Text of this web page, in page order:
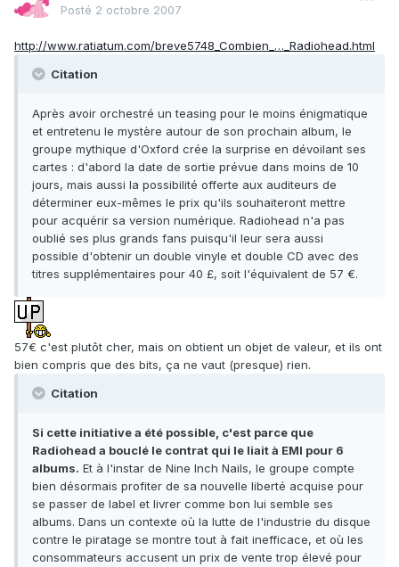
Posté 2 octobre 2007
http://www.ratiatum.com/breve5748_Combien_…_Radiohead.html
Citation
Après avoir orchestré un teasing pour le moins énigmatique
et entretenu le mystère autour de son prochain album, le
groupe mythique d'Oxford crée la surprise en dévoilant ses
cartes : d'abord la date de sortie prévue dans moins de 10
jours, mais aussi la possibilité offerte aux auditeurs de
déterminer eux-mêmes le prix qu'ils souhaiteront mettre
pour acquérir sa version numérique. Radiohead n'a pas
oublié ses plus grands fans puisqu'il leur sera aussi
possible d'obtenir un double vinyle et double CD avec des
titres supplémentaires pour 40 £, soit l'équivalent de 57 €.
57€ c'est plutôt cher, mais on obtient un objet de valeur, et ils ont
bien compris que des bits, ça ne vaut (presque) rien.
Citation
Si cette initiative a été possible, c'est parce que
Radiohead a bouclé le contrat qui le liait à EMI pour 6
albums. Et à l'instar de Nine Inch Nails, le groupe compte
bien désormais profiter de sa nouvelle liberté acquise pour
se passer de label et livrer comme bon lui semble ses
albums. Dans un contexte où la lutte de l'industrie du disque
contre le piratage se montre tout à fait inefficace, et où les
consommateurs accusent un prix de vente trop élevé pour